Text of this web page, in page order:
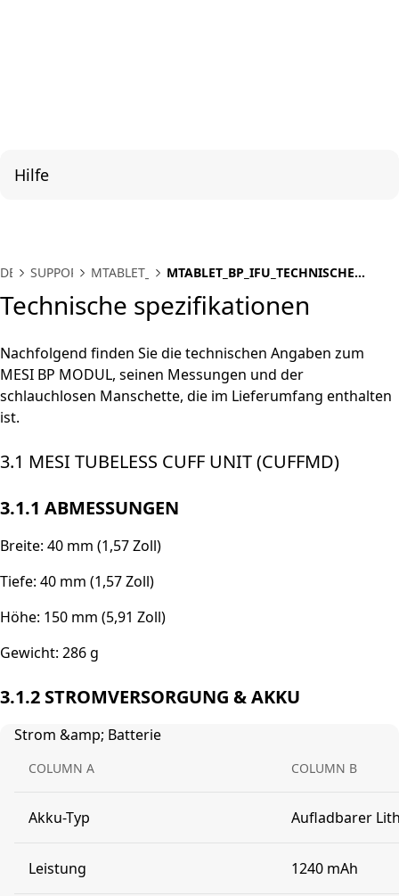
Hilfe
DE SUPPORT MTABLET_BP MTABLET_BP_IFU_TECHNISCHE
Technische spezifikationen
Nachfolgend finden Sie die technischen Angaben zum
MESI BP MODUL, seinen Messungen und der
schlauchlosen Manschette, die im Lieferumfang enthalten
ist.
3.1 MESI TUBELESS CUFF UNIT (CUFFMD)
3.1.1 ABMESSUNGEN
Breite: 40 mm (1,57 Zoll)
Tiefe: 40 mm (1,57 Zoll)
Höhe: 150 mm (5,91 Zoll)
Gewicht: 286 g
3.1.2 STROMVERSORGUNG & AKKU
Strom &amp; Batterie
COLUMN A COLUMN B
Akku-Typ Aufladbarer
Leistung 1240 mAh